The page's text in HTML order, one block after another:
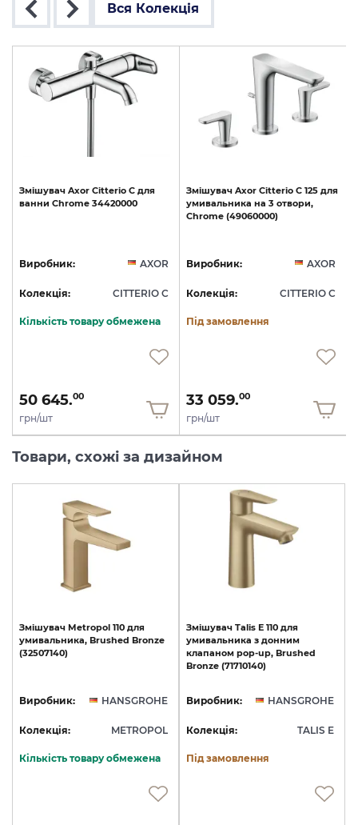
Вся Колекція
Змішувач Axor Citterio C для
ванни Chrome 34420000
Виробник: AXOR
Колекція: CITTERIO C
Кількість товару обмежена
50 645.00
грн/шт
Змішувач Axor Citterio C 125 для
умивальника на 3 отвори,
Chrome (49060000)
Виробник: AXOR
Колекція: CITTERIO C
Під замовлення
33 059.00
грн/шт
Товари, схожі за дизайном
Змішувач Metropol 110 для
умивальника, Brushed Bronze
(32507140)
Виробник: HANSGROHE
Колекція: METROPOL
Кількість товару обмежена
Змішувач Talis E 110 для
умивальника з донним
клапаном pop-up, Brushed
Bronze (71710140)
Виробник: HANSGROHE
Колекція: TALIS E
Під замовлення